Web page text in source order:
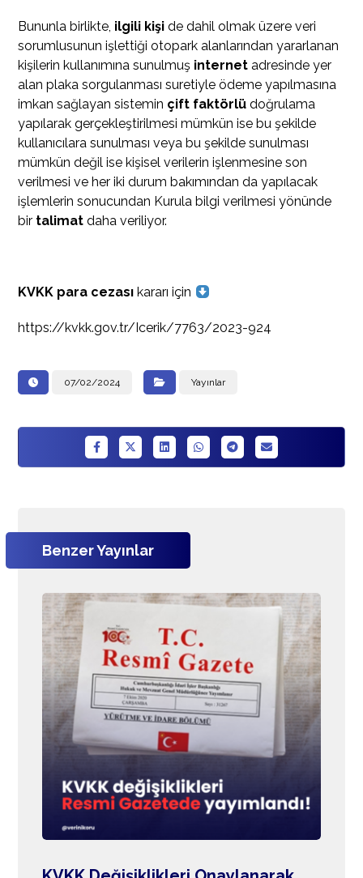
Bununla birlikte, ilgili kişi de dahil olmak üzere veri
sorumlusunun işlettiği otopark alanlarından yararlanan
kişilerin kullanımına sunulmuş internet adresinde yer
alan plaka sorgulanması suretiyle ödeme yapılmasına
imkan sağlayan sistemin çift faktörlü doğrulama
yapılarak gerçekleştirilmesi mümkün ise bu şekilde
kullanıcılara sunulması veya bu şekilde sunulması
mümkün değil ise kişisel verilerin işlenmesine son
verilmesi ve her iki durum bakımından da yapılacak
işlemlerin sonucundan Kurula bilgi verilmesi yönünde
bir talimat daha veriliyor.
KVKK para cezası kararı için
https://kvkk.gov.tr/Icerik/7763/2023-924
07/02/2024 Yayınlar
Benzer Yayınlar